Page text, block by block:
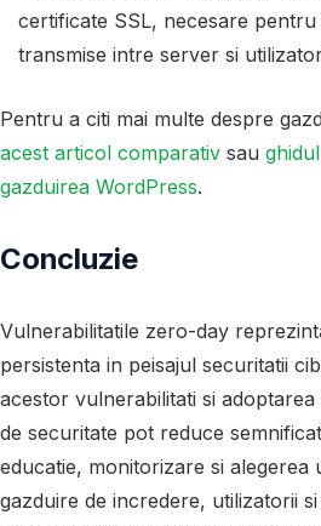
certificate SSL, necesare
transmise intre server si
Pentru a citi mai multe despre
acest articol comparativ sau
gazduirea WordPress.
Concluzie
Vulnerabilitatile zero-day
persistenta in peisajul securitatii
acestor vulnerabilitati si
de securitate pot reduce
educatie, monitorizare si alegerea
gazduire de incredere, utilizatorii